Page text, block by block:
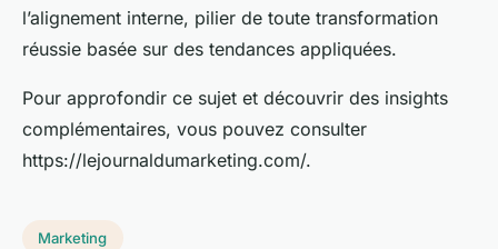
l’alignement interne, pilier de toute transformation
réussie basée sur des tendances appliquées.
Pour approfondir ce sujet et découvrir des insights
complémentaires, vous pouvez consulter
https://lejournaldumarketing.com/.
Marketing